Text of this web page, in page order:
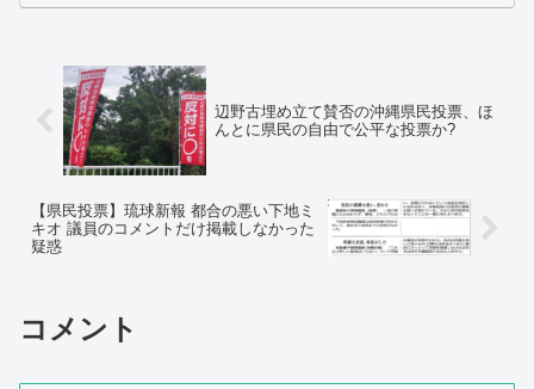
辺野古埋め立て賛否の沖縄県民投票、ほ
んとに県民の自由で公平な投票か?
【県民投票】琉球新報 都合の悪い下地ミ
キオ 議員のコメントだけ掲載しなかった
疑惑
コメント